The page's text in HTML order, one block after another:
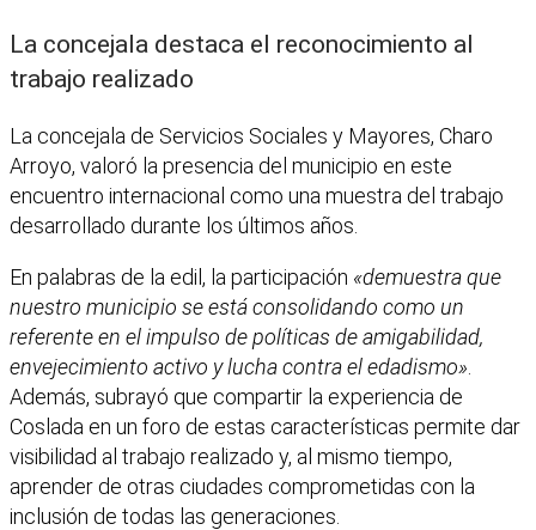
La concejala destaca el reconocimiento al
trabajo realizado
La concejala de Servicios Sociales y Mayores, Charo
Arroyo, valoró la presencia del municipio en este
encuentro internacional como una muestra del trabajo
desarrollado durante los últimos años.
En palabras de la edil, la participación «demuestra que
nuestro municipio se está consolidando como un
referente en el impulso de políticas de amigabilidad,
envejecimiento activo y lucha contra el edadismo»
Además, subrayó que compartir la experiencia de
Coslada en un foro de estas características permite dar
visibilidad al trabajo realizado y, al mismo tiempo,
aprender de otras ciudades comprometidas con la
inclusión de todas las generaciones.